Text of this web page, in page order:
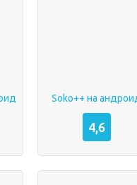
Soko++ на
4,6